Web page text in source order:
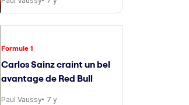
Formule 1
Carlos Sainz craint un bel
avantage de Red Bull
Paul Vaussy 7 y